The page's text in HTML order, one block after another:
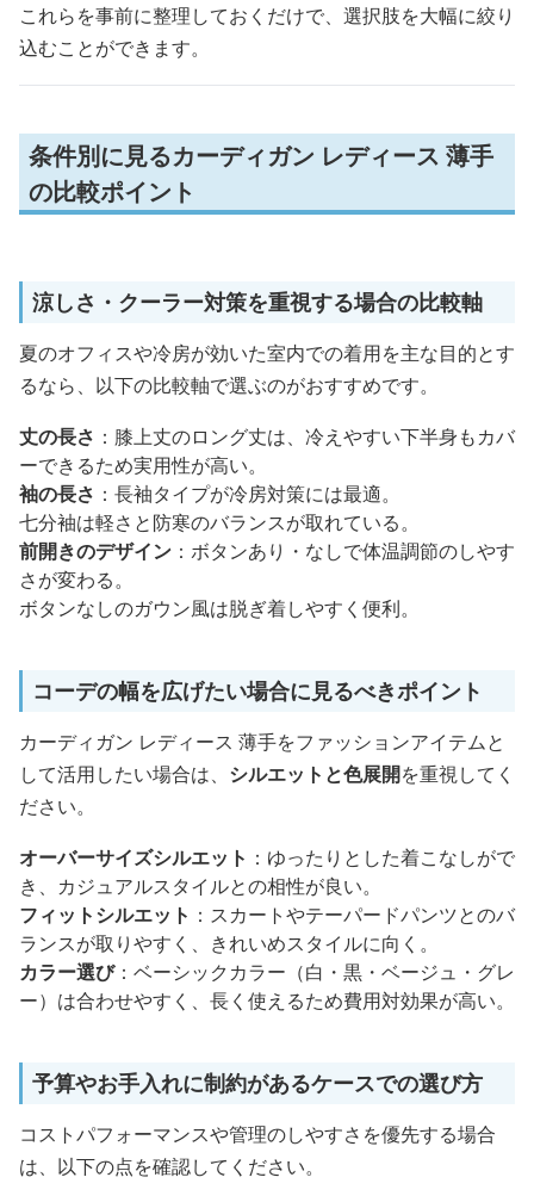
これらを事前に整理しておくだけで、選択肢を大幅に絞り
込むことができます。
条件別に見るカーディガン レディース 薄手
の比較ポイント
涼しさ・クーラー対策を重視する場合の比較軸
夏のオフィスや冷房が効いた室内での着用を主な目的とす
るなら、以下の比較軸で選ぶのがおすすめです。
丈の長さ ：膝上丈のロング丈は、冷えやすい下半身もカバ
ーできるため実用性が高い。
袖の長さ ：長袖タイプが冷房対策には最適。
七分袖は軽さと防寒のバランスが取れている。
前開きのデザイン ：ボタンあり・なしで体温調節のしやす
さが変わる。
ボタンなしのガウン風は脱ぎ着しやすく便利。
コーデの幅を広げたい場合に見るべきポイント
カーディガン レディース 薄手をファッションアイテムと
して活用したい場合は、 シルエットと色展開を重視してく
ださい。
オーバーサイズシルエット ：ゆったりとした着こなしがで
き、カジュアルスタイルとの相性が良い。
フィットシルエット ：スカートやテーパードパンツとのバ
ランスが取りやすく、きれいめスタイルに向く。
カラー選び：ベーシックカラー（白・黒・ベージュ・グレ
ー）は合わせやすく、長く使えるため費用対効果が高い。
予算やお手入れに制約があるケースでの選び方
コストパフォーマンスや管理のしやすさを優先する場合
は、以下の点を確認してください。